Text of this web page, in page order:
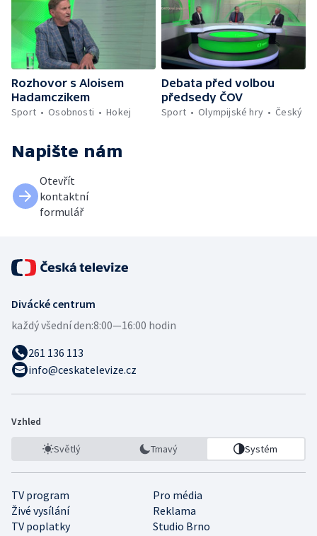
Rozhovor s Aloisem
Hadamczikem
Sport
Osobnosti Hokej
Debata před volbou
předsedy ČOV
Sport
Olympijské hry Český
Napište nám
Otevřít
kontaktní
formulář
Divácké centrum
každý všední den:8:00—16:00 hodin
261 136 113
info@ceskatelevize.cz
Vzhled
Světlý Tmavý Systém
TV program
Pro média
Živé vysílání
Reklama
TV poplatky
Studio Brno